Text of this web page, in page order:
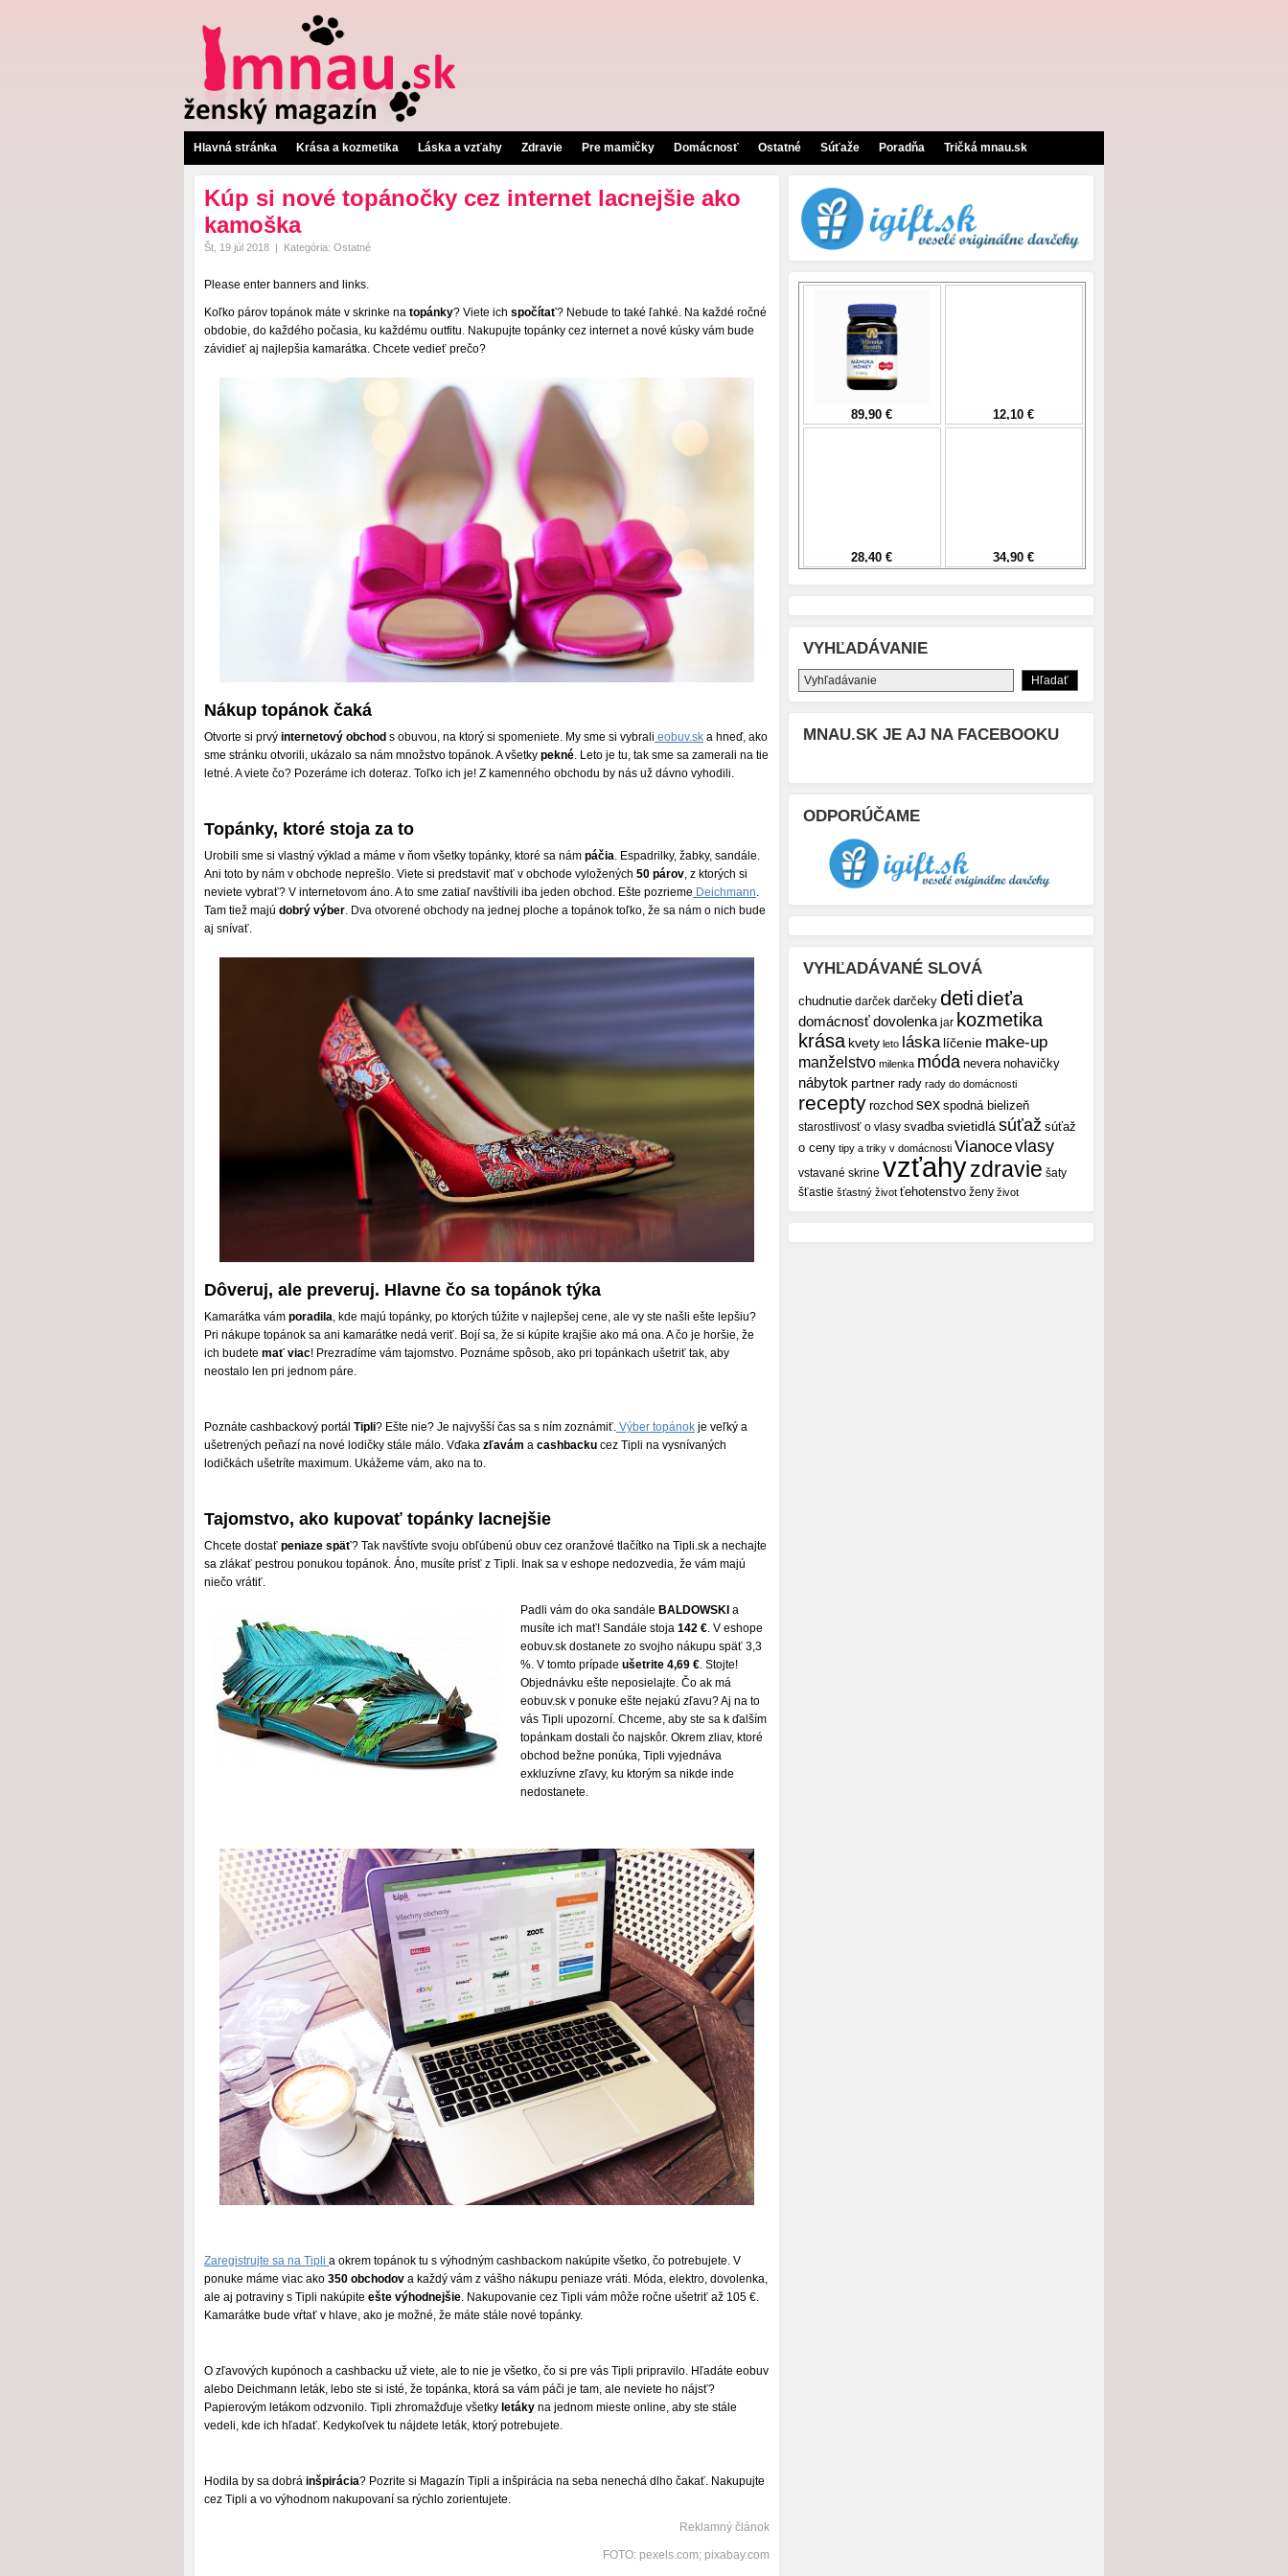
Hlavná stránka Krása a kozmetika Láska a vzťahy Zdravie Pre mamičky Domácnosť Ostatné Súťaže Poradňa Tričká mnau.sk
Kúp si nové topánočky cez internet lacnejšie ako
kamoška
Št, 19 júl 2018 | Kategória: Ostatné
Please enter banners and links.
Koľko párov topánok máte v skrinke na topánky? Viete ich spočítať? Nebude to také ľahké. Na každé ročné
obdobie, do každého počasia, ku každému outfitu. Nakupujte topánky cez internet a nové kúsky vám bude
závidieť aj najlepšia kamarátka. Chcete vedieť prečo?
Nákup topánok čaká
Otvorte si prvý internetový obchod s obuvou, na ktorý si spomeniete. My sme si vybrali eobuv.sk a hneď, ako
sme stránku otvorili, ukázalo sa nám množstvo topánok. A všetky pekné. Leto je tu, tak sme sa zamerali na tie
letné. A viete čo? Pozeráme ich doteraz. Toľko ich je! Z kamenného obchodu by nás už dávno vyhodili.
Topánky, ktoré stoja za to
Urobili sme si vlastný výklad a máme v ňom všetky topánky, ktoré sa nám páčia. Espadrilky, žabky, sandále.
Ani toto by nám v obchode neprešlo. Viete si predstaviť mať v obchode vyložených 50 párov, z ktorých si
neviete vybrať? V internetovom áno. A to sme zatiaľ navštívili iba jeden obchod. Ešte pozrieme Deichmann.
Tam tiež majú dobrý výber. Dva otvorené obchody na jednej ploche a topánok toľko, že sa nám o nich bude
aj snívať.
Dôveruj, ale preveruj. Hlavne čo sa topánok týka
Kamarátka vám poradila, kde majú topánky, po ktorých túžite v najlepšej cene, ale vy ste našli ešte lepšiu?
Pri nákupe topánok sa ani kamarátke nedá veriť. Bojí sa, že si kúpite krajšie ako má ona. A čo je horšie, že
ich budete mať viac! Prezradíme vám tajomstvo. Poznáme spôsob, ako pri topánkach ušetriť tak, aby
neostalo len pri jednom páre.
Poznáte cashbackový portál Tipli? Ešte nie? Je najvyšší čas sa s ním zoznámiť. Výber topánok je veľký a
ušetrených peňazí na nové lodičky stále málo. Vďaka zľavám a cashbacku cez Tipli na vysnívaných
lodičkách ušetríte maximum. Ukážeme vám, ako na to.
Tajomstvo, ako kupovať topánky lacnejšie
Chcete dostať peniaze späť? Tak navštívte svoju obľúbenú obuv cez oranžové tlačítko na Tipli.sk a nechajte
sa zlákať pestrou ponukou topánok. Áno, musíte prísť z Tipli. Inak sa v eshope nedozvedia, že vám majú
niečo vrátiť.
Padli vám do oka sandále BALDOWSKI a
musíte ich mať! Sandále stoja 142 €. V eshope
eobuv.sk dostanete zo svojho nákupu späť 3,3
%. V tomto prípade ušetrite 4,69 €. Stojte!
Objednávku ešte neposielajte. Čo ak má
eobuv.sk v ponuke ešte nejakú zľavu? Aj na to
vás Tipli upozorní. Chceme, aby ste sa k ďalším
topánkam dostali čo najskôr. Okrem zliav, ktoré
obchod bežne ponúka, Tipli vyjednáva
exkluzívne zľavy, ku ktorým sa nikde inde
nedostanete.
Zaregistrujte sa na Tipli a okrem topánok tu s výhodným cashbackom nakúpite všetko, čo potrebujete. V
ponuke máme viac ako 350 obchodov a každý vám z vášho nákupu peniaze vráti. Móda, elektro, dovolenka,
ale aj potraviny s Tipli nakúpite ešte výhodnejšie. Nakupovanie cez Tipli vám môže ročne ušetriť až 105 €.
Kamarátke bude vŕtať v hlave, ako je možné, že máte stále nové topánky.
O zľavových kupónoch a cashbacku už viete, ale to nie je všetko, čo si pre vás Tipli pripravilo. Hľadáte eobuv
alebo Deichmann leták, lebo ste si isté, že topánka, ktorá sa vám páči je tam, ale neviete ho nájsť?
Papierovým letákom odzvonilo. Tipli zhromažďuje všetky letáky na jednom mieste online, aby ste stále
vedeli, kde ich hľadať. Kedykoľvek tu nájdete leták, ktorý potrebujete.
Hodila by sa dobrá inšpirácia? Pozrite si Magazín Tipli a inšpirácia na seba nenechá dlho čakať. Nakupujte
cez Tipli a vo výhodnom nakupovaní sa rýchlo zorientujete.
Reklamný článok
FOTO: pexels.com; pixabay.com
VYHĽADÁVANIE
MNAU.SK JE AJ NA FACEBOOKU
ODPORÚČAME
VYHĽADÁVANÉ SLOVÁ
chudnutie darček darčeky detidieťa
domácnosťdovolenka jar kozmetika
krása kvety leto láska líčenie make-up
manželstvo milenka móda nevera nohavičky
nábytok partner rady rady do domácnosti
recepty rozchod sex spodná bielizeň
starostlivosť o vlasy svadba svietidlá súťaž súťaž
o ceny tipy a triky v domácnosti Vianocevlasy
vstavané skrine vzťahyzdravie šaty
šťastie šťastný život ťehotenstvo ženy život